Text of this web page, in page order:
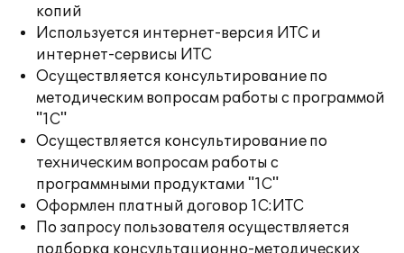
копий
Используется интернет-версия ИТС и
интернет-сервисы ИТС
Осуществляется консультирование по
методическим вопросам работы с программой
"1С"
Осуществляется консультирование по
техническим вопросам работы с
программными продуктами "1С"
Оформлен платный договор 1С:ИТС
По запросу пользователя осуществляется
подборка консультационно-методических